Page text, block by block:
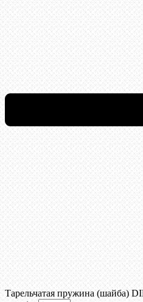
Тарельчатая пружина (шайба)